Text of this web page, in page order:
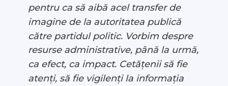
pentru ca să aibă acel transfer de
imagine de la autoritatea publică
către partidul politic. Vorbim despre
resurse administrative, până la urmă,
ca efect, ca impact. Cetățenii să fie
atenți, să fie vigilenți la informația